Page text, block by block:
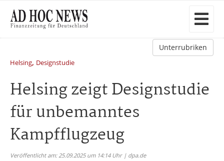
Unterrubriken
Helsing, Designstudie
Helsing zeigt Designstudie
für unbemanntes
Kampfflugzeug
Veröffentlicht am: 25.09.2025 um 14:14 Uhr | dpa.de